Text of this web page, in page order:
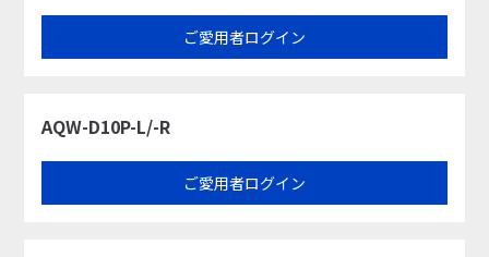
ご愛用者ログイン
AQW-D10P-L/-R
ご愛用者ログイン